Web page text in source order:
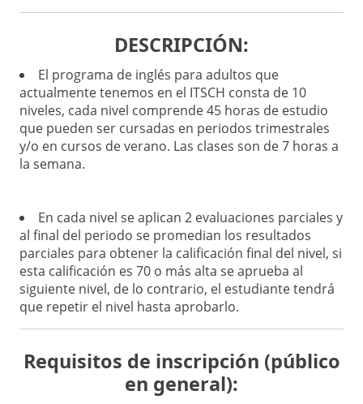
DESCRIPCIÓN:
El programa de inglés para adultos que
actualmente tenemos en el ITSCH consta de 10
niveles, cada nivel comprende 45 horas de estudio
que pueden ser cursadas en periodos trimestrales
y/o en cursos de verano. Las clases son de 7 horas a
la semana.
En cada nivel se aplican 2 evaluaciones parciales y
al final del periodo se promedian los resultados
parciales para obtener la calificación final del nivel, si
esta calificación es 70 o más alta se aprueba al
siguiente nivel, de lo contrario, el estudiante tendrá
que repetir el nivel hasta aprobarlo.
Requisitos de inscripción (público
en general):